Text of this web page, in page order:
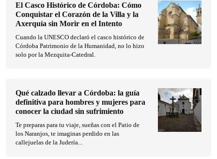
El Casco Histórico de Córdoba: Cómo
Conquistar el Corazón de la Villa y la
Axerquía sin Morir en el Intento
Cuando la UNESCO declaró el casco histórico de
Córdoba Patrimonio de la Humanidad, no lo hizo
solo por la Mezquita-Catedral.
Qué calzado llevar a Córdoba: la guía
definitiva para hombres y mujeres para
conocer la ciudad sin sufrimiento
Te preparas para tu viaje, sueñas con el Patio de
los Naranjos, te imaginas perdido en las
callejuelas de la Judería...